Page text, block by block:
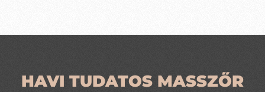
HAVI TUDATOS MASSZŐR